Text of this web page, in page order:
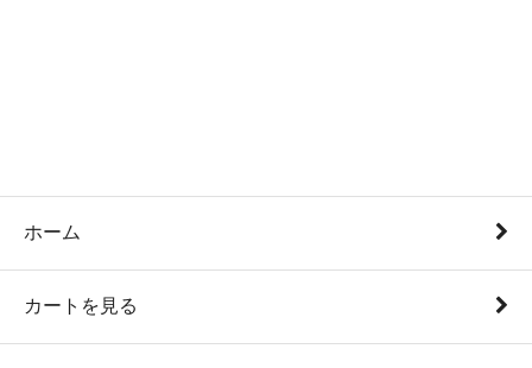
ホーム
カートを見る